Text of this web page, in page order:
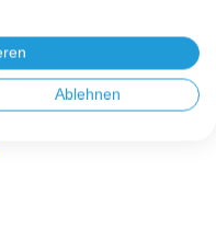
Ablehnen